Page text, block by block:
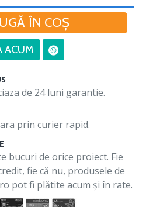
ÎN COŞ
ACUM
de 24 luni garantie.
prin curier rapid.
bucuri de orice proiect. Fie
fie că nu, produsele de
pot fi plătite acum și în rate.